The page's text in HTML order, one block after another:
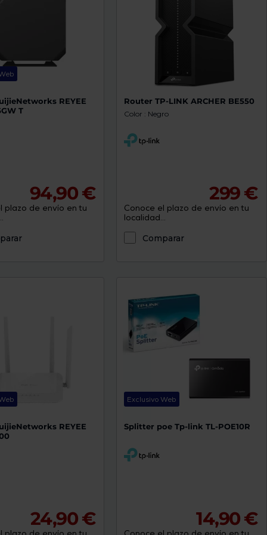
REYEE
T
94,90 €
plazo de envío en tu
Router TP-LINK ARCHER BE550
Color : Negro
299 €
Conoce el plazo de envío en tu
localidad...
Comparar
REYEE
24,90 €
Exclusivo Web
Splitter poe Tp-link TL-POE10R
14,90 €